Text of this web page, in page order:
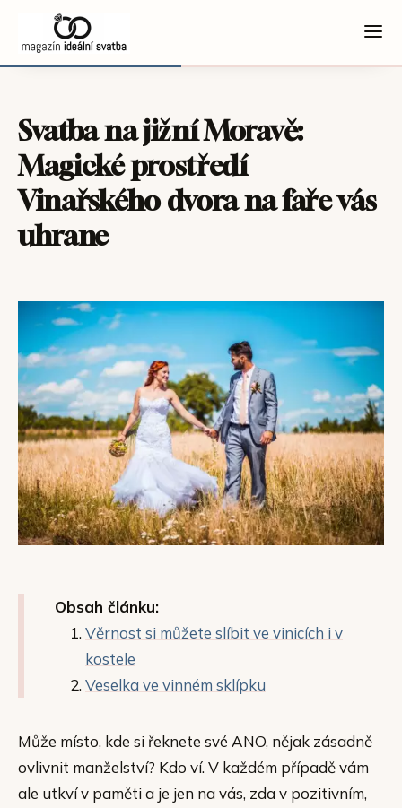
Svatba na jižní Moravě:
Magické prostředí
Vinařského dvora na faře vás
uhrane
Obsah článku:
Věrnost si můžete slíbit ve vinicích i v
kostele
Veselka ve vinném sklípku
Může místo, kde si řeknete své ANO, nějak zásadně
ovlivnit manželství? Kdo ví. V každém případě vám
ale utkví v paměti a je jen na vás, zda v pozitivním,